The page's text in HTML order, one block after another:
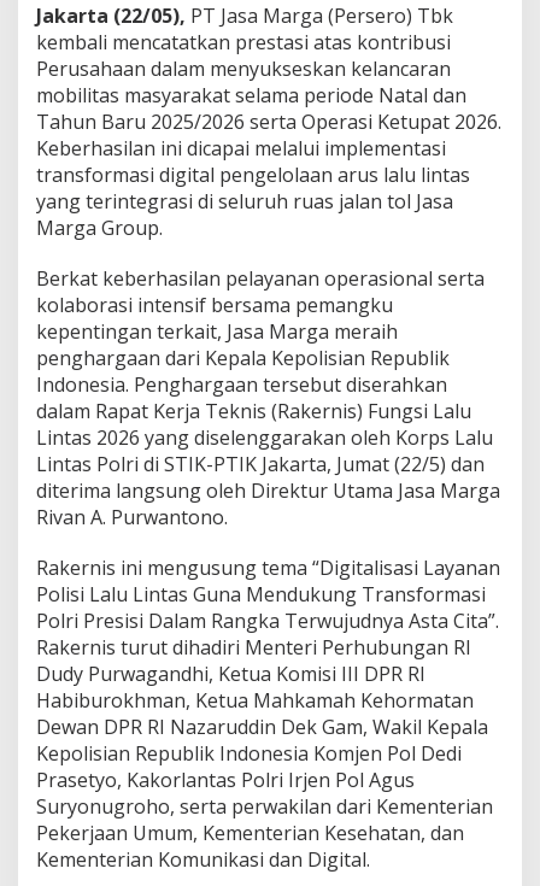
m
a
s
i
D
i
g
i
t
a
l
u
L
n
t
a
s
,
J
a
M
a
g
a
R
a
h
P
e
n
g
h
Jakarta (22/05), PT Jasa Marga (Persero) Tbk
kembali mencatatkan prestasi atas kontribusi
Perusahaan dalam menyukseskan kelancaran
mobilitas masyarakat selama periode Natal dan
Tahun Baru 2025/2026 serta Operasi Ketupat 2026.
Keberhasilan ini dicapai melalui implementasi
transformasi digital pengelolaan arus lalu lintas
yang terintegrasi di seluruh ruas jalan tol Jasa
Marga Group.
Berkat keberhasilan pelayanan operasional serta
kolaborasi intensif bersama pemangku
kepentingan terkait, Jasa Marga meraih
penghargaan dari Kepala Kepolisian Republik
Indonesia. Penghargaan tersebut diserahkan
dalam Rapat Kerja Teknis (Rakernis) Fungsi Lalu
Lintas 2026 yang diselenggarakan oleh Korps Lalu
Lintas Polri di STIK-PTIK Jakarta, Jumat (22/5) dan
diterima langsung oleh Direktur Utama Jasa Marga
Rivan A. Purwantono.
Rakernis ini mengusung tema “Digitalisasi Layanan
Polisi Lalu Lintas Guna Mendukung Transformasi
Polri Presisi Dalam Rangka Terwujudnya Asta Cita”.
Rakernis turut dihadiri Menteri Perhubungan RI
Dudy Purwagandhi, Ketua Komisi III DPR RI
Habiburokhman, Ketua Mahkamah Kehormatan
Dewan DPR RI Nazaruddin Dek Gam, Wakil Kepala
Kepolisian Republik Indonesia Komjen Pol Dedi
Prasetyo, Kakorlantas Polri Irjen Pol Agus
Suryonugroho, serta perwakilan dari Kementerian
Pekerjaan Umum, Kementerian Kesehatan, dan
Kementerian Komunikasi dan Digital.